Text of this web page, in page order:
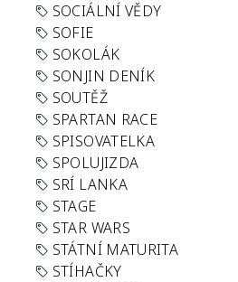
SOCIÁLNÍ VĚDY
SOFIE
SOKOLÁK
SONJIN DENÍK
SOUTĚŽ
SPARTAN RACE
SPISOVATELKA
SPOLUJIZDA
SRÍ LANKA
STAGE
STAR WARS
STÁTNÍ MATURITA
STÍHAČKY